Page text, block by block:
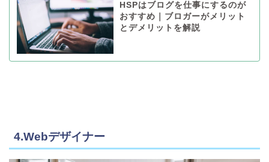
HSPはブログを仕事にするのが
おすすめ｜ブロガーがメリット
とデメリットを解説
4.Webデザイナー